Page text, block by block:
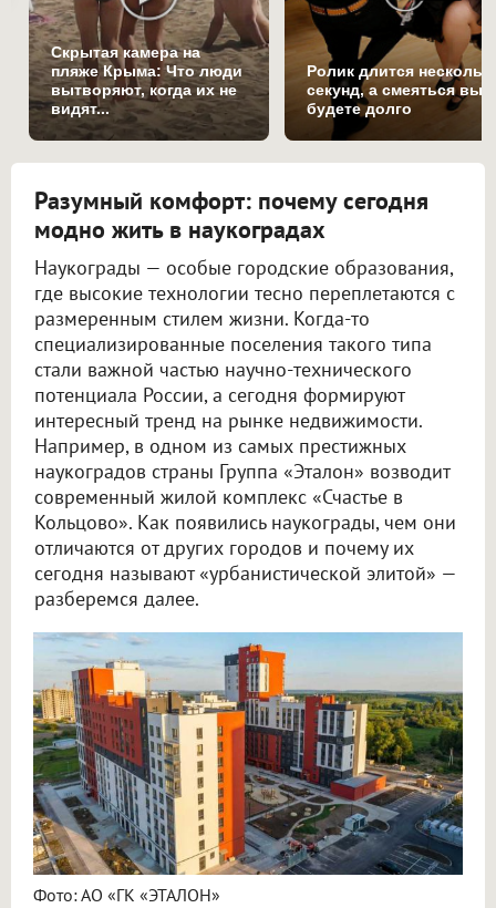
Скрытая камера на
пляже Крыма: Что люди
вытворяют, когда их не
видят...
Ролик длится
секунд, а смеяться вы
будете долго
Разумный комфорт: почему сегодня
модно жить в наукоградах
Наукограды — особые городские образования,
где высокие технологии тесно переплетаются с
размеренным стилем жизни. Когда-то
специализированные поселения такого типа
стали важной частью научно-технического
потенциала России, а сегодня формируют
интересный тренд на рынке недвижимости.
Например, в одном из самых престижных
наукоградов страны Группа «Эталон» возводит
современный жилой комплекс «Счастье в
Кольцово». Как появились наукограды, чем они
отличаются от других городов и почему их
сегодня называют «урбанистической элитой» —
разберемся далее.
Фото: АО «ГК «ЭТАЛОН»